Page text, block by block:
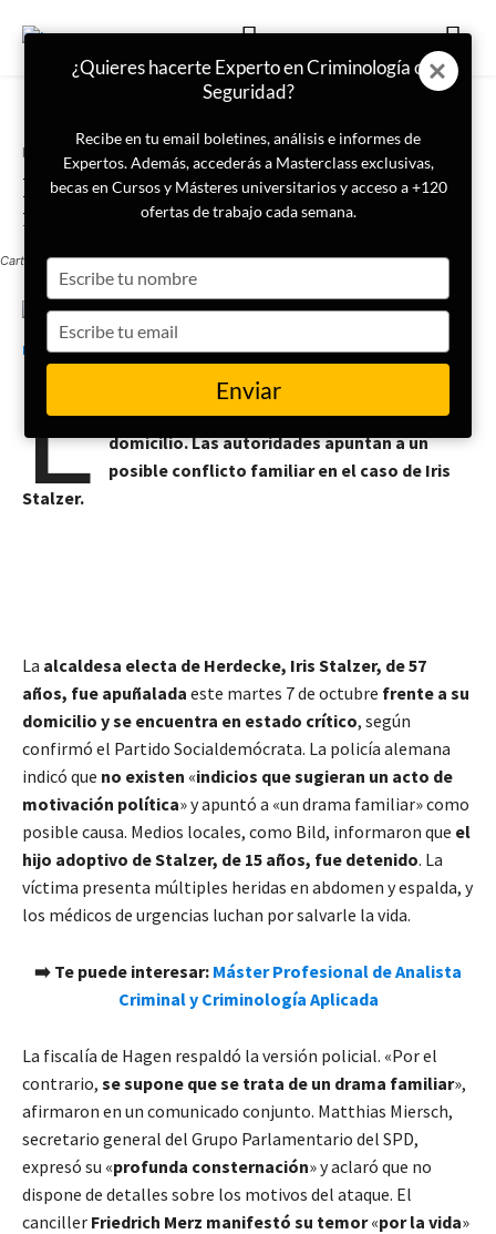
Portada
Herida una alcaldesa alemana
recién electa tras ser apuñalada
Cartel de la Policía de Alemania / Imagen de archivo
LISA News
L
a alcaldesa electa de Herdecke permanece
en estado crítico tras un ataque frente a su
domicilio. Las autoridades apuntan a un
posible conflicto familiar en el caso de Iris
Stalzer.
La alcaldesa electa de Herdecke, Iris Stalzer, de 57
años, fue apuñalada este martes 7 de octubre frente a su
domicilio y se encuentra en estado crítico, según
confirmó el Partido Socialdemócrata. La policía alemana
indicó que no existen «indicios que sugieran un acto de
motivación política» y apuntó a «un drama familiar» como
posible causa. Medios locales, como Bild, informaron que el
hijo adoptivo de Stalzer, de 15 años, fue detenido. La
víctima presenta múltiples heridas en abdomen y espalda, y
los médicos de urgencias luchan por salvarle la vida.
➡️ Te puede interesar: Máster Profesional de Analista
Criminal y Criminología Aplicada
La fiscalía de Hagen respaldó la versión policial. «Por el
contrario, se supone que se trata de un drama familiar»,
afirmaron en un comunicado conjunto. Matthias Miersch,
secretario general del Grupo Parlamentario del SPD,
expresó su «profunda consternación» y aclaró que no
dispone de detalles sobre los motivos del ataque. El
canciller Friedrich Merz manifestó su temor«por la vida»
¿Quieres hacerte Experto en Criminología o
Seguridad?
Recibe en tu email boletines, análisis e informes de
Expertos. Además, accederás a Masterclass exclusivas,
becas en Cursos y Másteres universitarios y acceso a +120
ofertas de trabajo cada semana.
your
name
your
email
Enviar